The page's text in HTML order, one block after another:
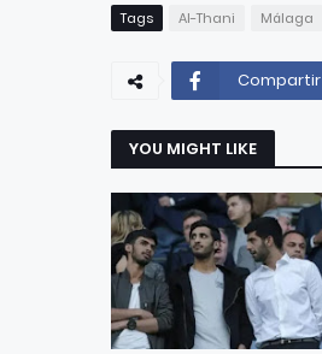
Tags Al-Thani Málaga
Compartir
YOU MIGHT LIKE